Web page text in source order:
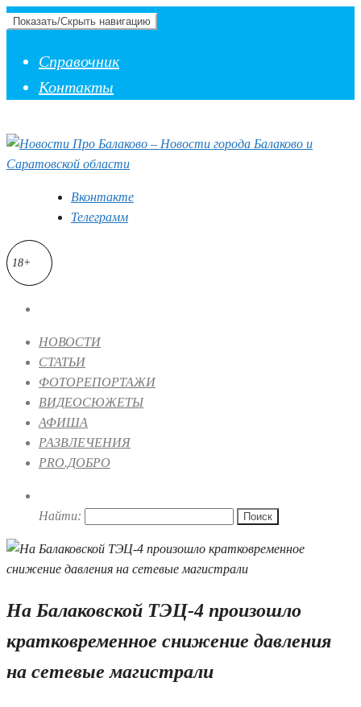
Показать/Скрыть навигацию
Справочник
Контакты
Вконтакте
Телеграмм
18+
НОВОСТИ
СТАТЬИ
ФОТОРЕПОРТАЖИ
ВИДЕОСЮЖЕТЫ
АФИША
РАЗВЛЕЧЕНИЯ
PRO.ДОБРО
Найти:
На Балаковской ТЭЦ-4 произошло
кратковременное снижение давления
на сетевые магистрали